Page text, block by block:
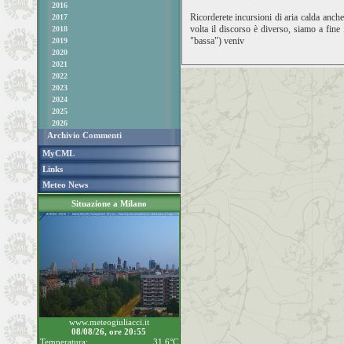
2016
2017
2018
2019
2020
2021
2022
2023
2024
2025
2026
Archivio Commenti
MyCML
Links
Meteo News
Situazione a Milano
www.meteogiuliacci.it
08/08/26, ore 20:55
Temperatura:
31.6°C
Ricorderete incursioni di aria calda
volta il discorso è diverso, siamo a fine
"bassa") veniv